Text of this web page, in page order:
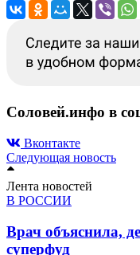
Соловей.инфо в
Вконтакте
Следующая новость
Лента новостей
В РОССИИ
Врач объяснила,
суперфуд